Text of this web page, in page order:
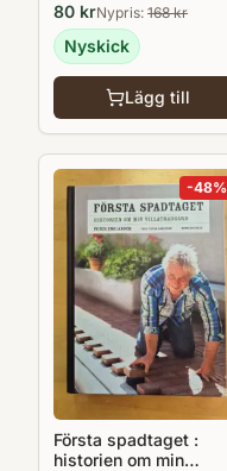
80 krNypris: 168kr
Nyskick
Lägg till
-48%
Första spadtaget :
historien om min